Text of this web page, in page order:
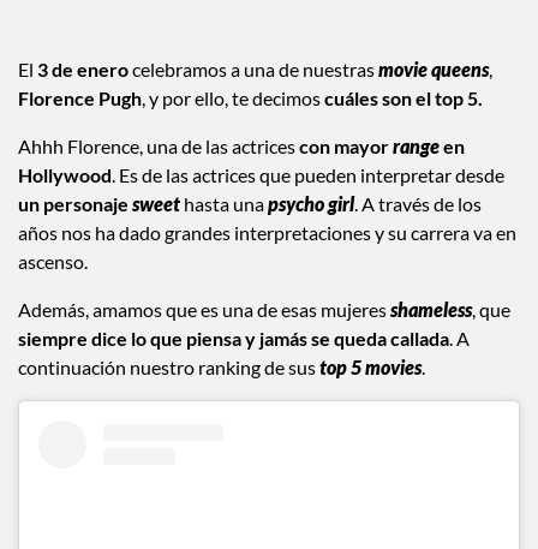
El 3 de enerocelebramos a una de nuestrasmovie queens,
Florence Pugh, y por ello, te decimoscuáles son el top 5.
Ahhh Florence, una de las actricescon mayorrangeen
Hollywood. Es de las actrices que pueden interpretar desde
un personaje sweet hasta unapsycho girl. A través de los
años nos ha dado grandes interpretaciones y su carrera va en
ascenso.
Además, amamos que es una de esas mujeresshameless, que
siempre dice lo que piensa y jamás se queda callada. A
continuación nuestro ranking de sustop 5 movies.